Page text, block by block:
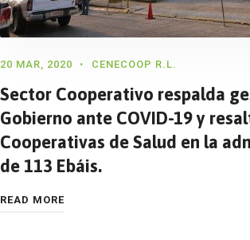
20 MAR, 2020 CENECOOP R.L.
Sector Cooperativo respalda
Gobierno ante COVID-19 y
Cooperativas de Salud en la
de 113 Ebáis.
READ MORE